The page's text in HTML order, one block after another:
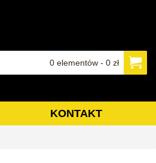
0 elementów - 0 zł
KONTAKT